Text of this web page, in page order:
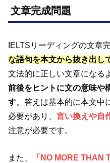
文章完成問題
IELTSリーディングの文章
な語句を本文から抜き出し
文法的に正しい文章になる
前後をヒントに文の意味や
す。答えは基本的に本文中
必要があり、言い換えや自
注意が必要です。
また、
「NO MORE THAN